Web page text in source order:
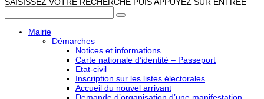
Mairie
Démarches
Notices et informations
Carte nationale d’identité – Passeport
Etat-civil
Inscription sur les listes électorales
Accueil du nouvel arrivant